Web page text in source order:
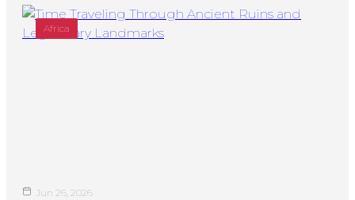
Africa
Jun 26, 2026